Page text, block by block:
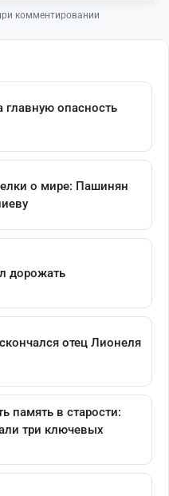
комментировании